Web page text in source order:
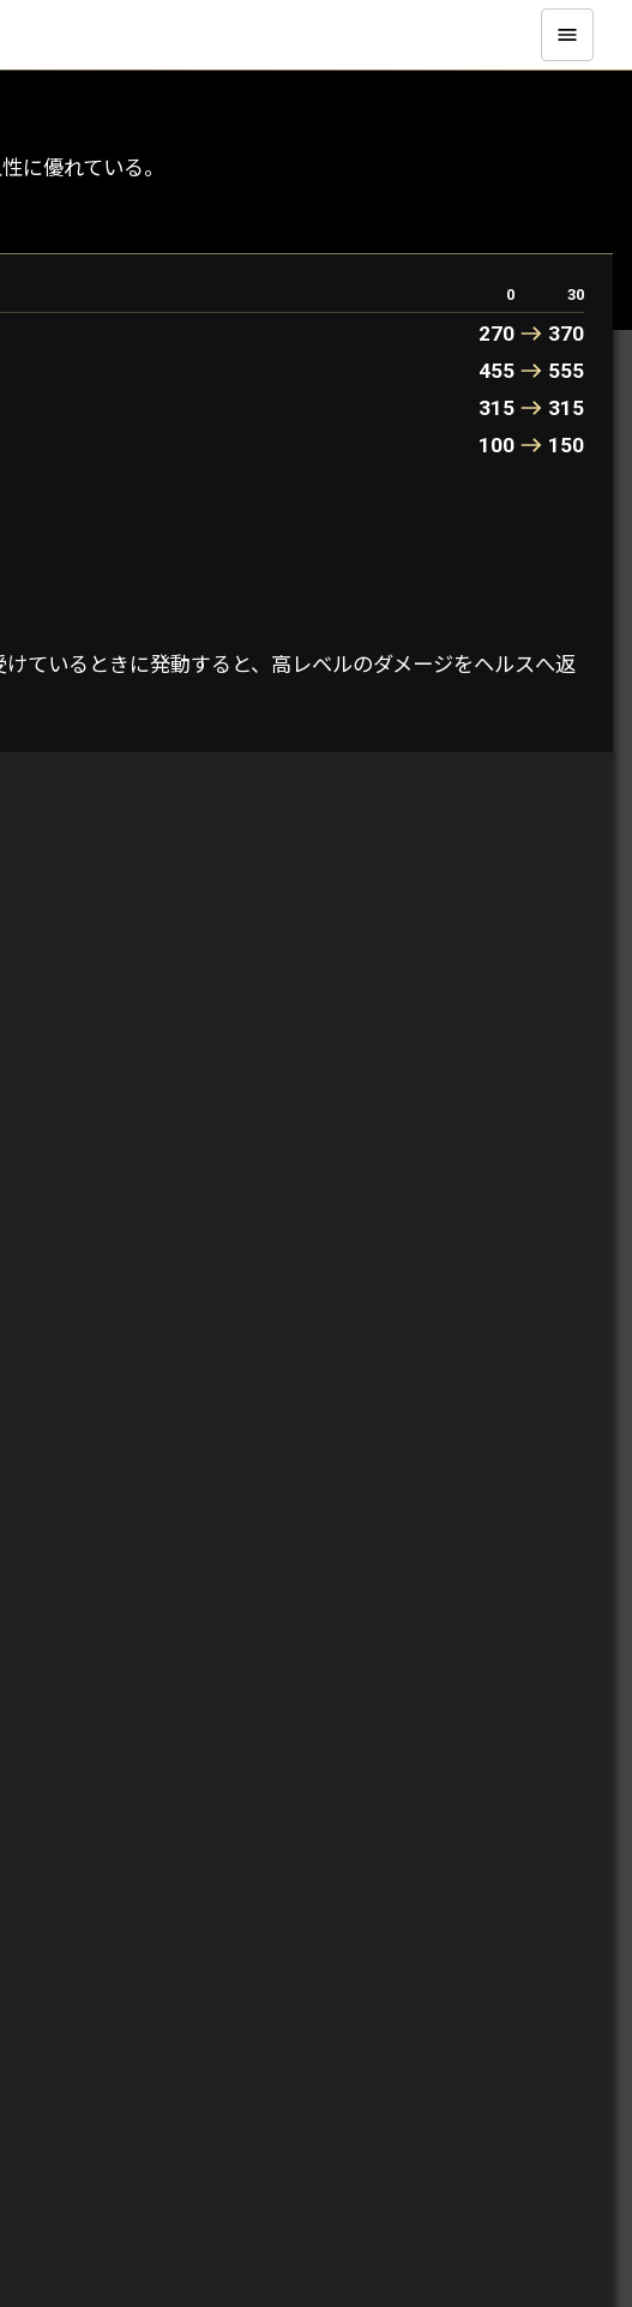
に優れている。
0 30
270
370
455
555
315
315
100 150
ているときに発動すると、高レベルのダメージをヘルスへ返